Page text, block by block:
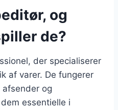
og
de?
der specialiserer
af varer. De fungerer
afsender og
essentielle i